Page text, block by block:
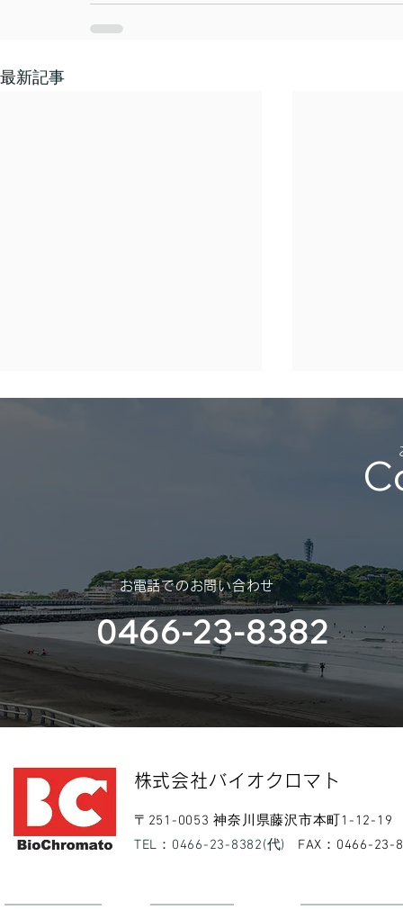
最新記事
（神奈川大
部様）
​お電話でのお問い合わせ
0466-23-8382
​株式会社バイオクロマト​
​〒251-0053 神奈川県藤沢市本町1-12-19
​TEL：0466-23-8382(代)
​FAX：0466-23-